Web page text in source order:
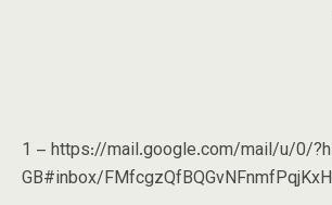
1 – https://mail.google.com/mail/u/0/
GB#inbox/